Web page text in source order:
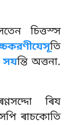
চিত্তস্স
তি
সযন্তি অত্তনা.
ৰিয
ৰাচকোতি